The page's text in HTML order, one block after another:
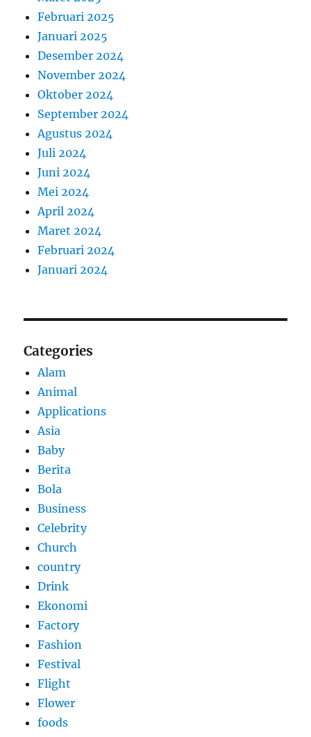
Februari 2025
Januari 2025
Desember 2024
November 2024
Oktober 2024
September 2024
Agustus 2024
Juli 2024
Juni 2024
Mei 2024
April 2024
Maret 2024
Februari 2024
Januari 2024
Categories
Alam
Animal
Applications
Asia
Baby
Berita
Bola
Business
Celebrity
Church
country
Drink
Ekonomi
Factory
Fashion
Festival
Flight
Flower
foods